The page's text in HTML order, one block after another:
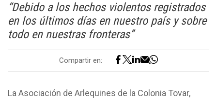
“Debido a los hechos violentos registrados
en los últimos días en nuestro país y sobre
todo en nuestras fronteras”
Compartir en:
La Asociación de Arlequines de la Colonia Tovar,